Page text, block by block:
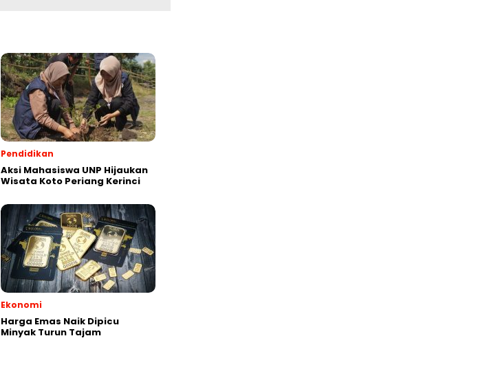
Pendidikan
Aksi Mahasiswa UNP Hijaukan
Wisata Koto Periang Kerinci
Ekonomi
Harga Emas Naik Dipicu
Minyak Turun Tajam